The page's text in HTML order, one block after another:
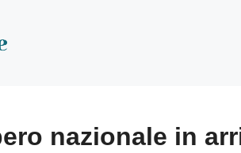
nazionale in